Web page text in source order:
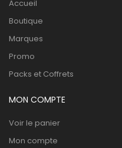
Accueil
Boutique
Marques
Promo
Packs et Coffrets
MON COMPTE
Voir le panier
Mon compte